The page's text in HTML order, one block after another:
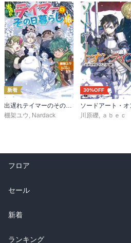
新着
出遅れテイマーのその日暮らし 16
棚架ユウ, Nardack
30%OFF
川原礫, ａｂｅｃ
フロア
総合
ラノベ
雑誌・グラビア
セール
総合
ラノベ
新着
総合
ランキング